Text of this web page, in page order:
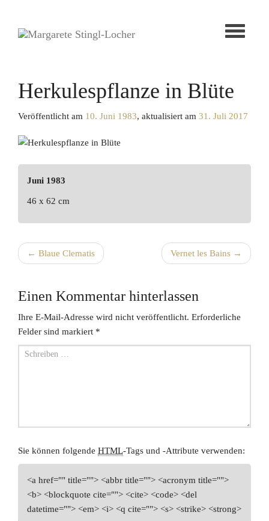
Toggle
Herkulespflanze in Blüte
Veröffentlicht am 10. Juni 1983, aktualisiert am 31. Juli 2017
Juni 1983
46 x 62 cm
Post navigation
← Blaue Clematis Vernet les Bains →
Einen Kommentar hinterlassen
Ihre E-Mail-Adresse wird nicht veröffentlicht. Erforderliche
Felder sind markiert *
Sie können folgende HTML-Tags und -Attribute verwenden:
<a href="" title=""> <abbr title=""> <acronym title="">
<b> <blockquote cite=""> <cite> <code> <del
datetime=""> <em> <i> <q cite=""> <s> <strike> <strong>